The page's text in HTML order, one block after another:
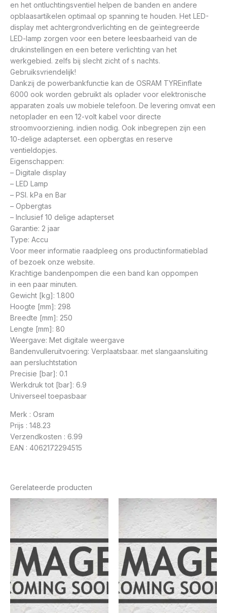
en het ontluchtingsventiel helpen de banden en andere
opblaasartikelen optimaal op spanning te houden. Het LED-
display met achtergrondverlichting en de geïntegreerde
LED-lamp zorgen voor een betere leesbaarheid van de
drukinstellingen en een betere verlichting van het
werkgebied. zelfs bij slecht zicht of s nachts.
Gebruiksvriendelijk!
Dankzij de powerbankfunctie kan de OSRAM TYREinflate
6000 ook worden gebruikt als oplader voor elektronische
apparaten zoals uw mobiele telefoon. De levering omvat een
netoplader en een 12-volt kabel voor directe
stroomvoorziening. indien nodig. Ook inbegrepen zijn een
10-delige adapterset. een opbergtas en reserve
ventieldopjes.
Eigenschappen:
– Digitale display
– LED Lamp
– PSI. kPa en Bar
– Opbergtas
– Inclusief 10 delige adapterset
Garantie: 2 jaar
Type: Accu
Voor meer informatie raadpleeg ons productinformatieblad
of bezoek onze website.
Krachtige bandenpompen die een band kan oppompen
in een paar minuten.
Gewicht [kg]: 1.800
Hoogte [mm]: 298
Breedte [mm]: 250
Lengte [mm]: 80
Weergave: Met digitale weergave
Bandenvulleruitvoering: Verplaatsbaar. met slangaansluiting
aan persluchtstation
Precisie [bar]: 0.1
Werkdruk tot [bar]: 6.9
Universeel toepasbaar
Merk : Osram
Prijs : 148.23
Verzendkosten : 6.99
EAN : 4062172294515
Gerelateerde producten